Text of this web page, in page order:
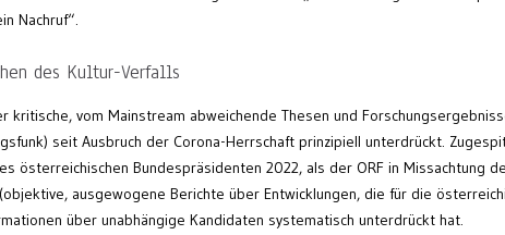
Nachruf“.
des Kultur-Verfalls
kritische, vom Mainstream abweichende Thesen und
seit Ausbruch der Corona-Herrschaft prinzipiell unterdrückt.
österreichischen Bundespräsidenten 2022, als der ORF in Missachtung
ausgewogene Berichte über Entwicklungen, die für die
über unabhängige Kandidaten systematisch unterdrückt hat.